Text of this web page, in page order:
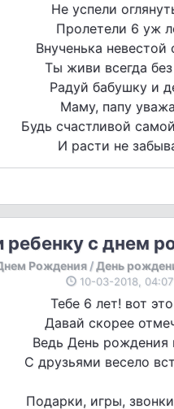
Не успели
Пролетели 6 уж
Внученька невестой
Ты живи всегда
Радуй бабушку и
Маму, папу
Будь счастливой
И расти не
ребенку с днем
Рождения/День
10-03-2018, 04:07
Тебе 6 лет! вот
Давай скорее
Ведь День рождения
С друзьями весело
Подарки, игры,